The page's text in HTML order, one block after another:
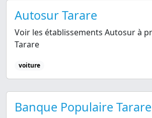
Autosur Tarare
Voir les établissements Autosur à
Tarare
voiture
Banque Populaire Tarare